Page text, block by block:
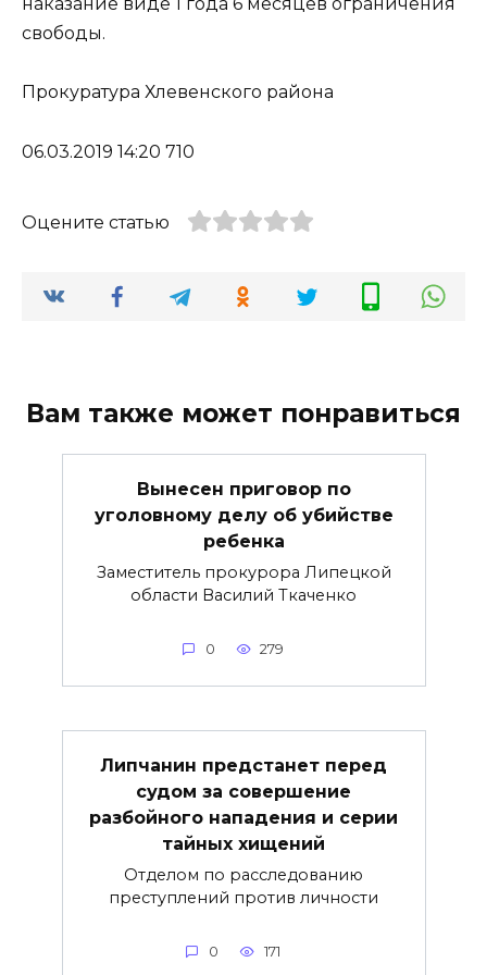
свободы.
Прокуратура Хлевенского района
06.03.2019 14:20 710
Оцените статью
Вам также может понравиться
Вынесен приговор по
уголовному делу об убийстве
ребенка
Заместитель прокурора Липецкой
области Василий Ткаченко
0 279
Липчанин предстанет перед
судом за совершение
разбойного нападения и серии
тайных хищений
Отделом по расследованию
преступлений против личности
0 171